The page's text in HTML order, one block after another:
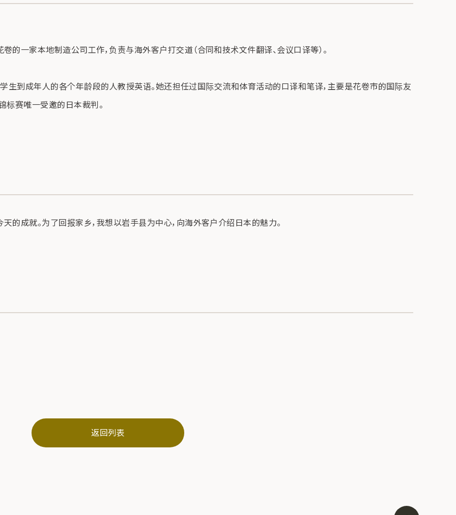
的一家本地制造公司工作，负责与海外客户打交道（合同和技术文件翻译、会议口译等）。
生到成年人的各个年龄段的人教授英语。她还担任过国际交流和体育活动的口译和笔译，主要是花卷市的国际友
标赛唯一受邀的日本裁判。
的成就。为了回报家乡，我想以岩手县为中心，向海外客户介绍日本的魅力。
返回列表